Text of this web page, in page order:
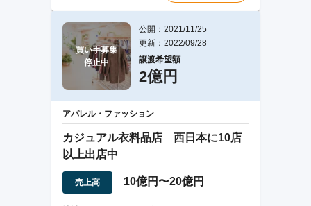
買い手募集
停止中
公開：2021/11/25
更新：2022/09/28
譲渡希望額
2億円
アパレル・ファッション
カジュアル衣料品店 西日本に10店
以上出店中
売上高 10億円〜20億円